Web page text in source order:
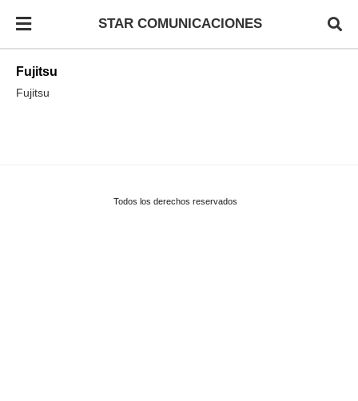
STAR COMUNICACIONES
Fujitsu
Fujitsu
Todos los derechos reservados